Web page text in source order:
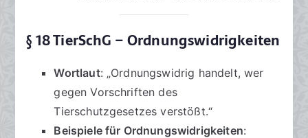
§ 18 TierSchG – Ordnungswidrigkeiten
Wortlaut: „Ordnungswidrig handelt, wer
gegen Vorschriften des
Tierschutzgesetzes verstößt.“
Beispiele für Ordnungswidrigkeiten: